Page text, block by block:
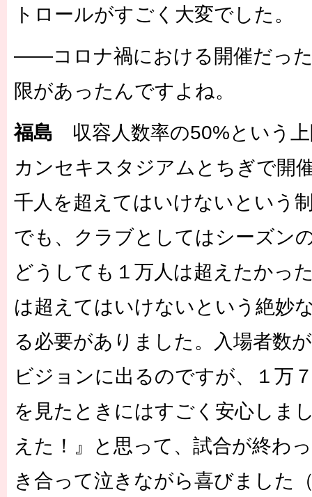
トロールがすごく大変でした。
――コロナ禍における開催だっ
限があったんですよね。
福島 収容人数率の50%という
カンセキスタジアムとちぎで開
千人を超えてはいけないという
でも、クラブとしてはシーズン
どうしても１万人は超えたかっ
は超えてはいけないという絶妙
る必要がありました。入場者数
ビジョンに出るのですが、１万
を見たときにはすごく安心しま
えた！』と思って、試合が終わ
き合って泣きながら喜びました